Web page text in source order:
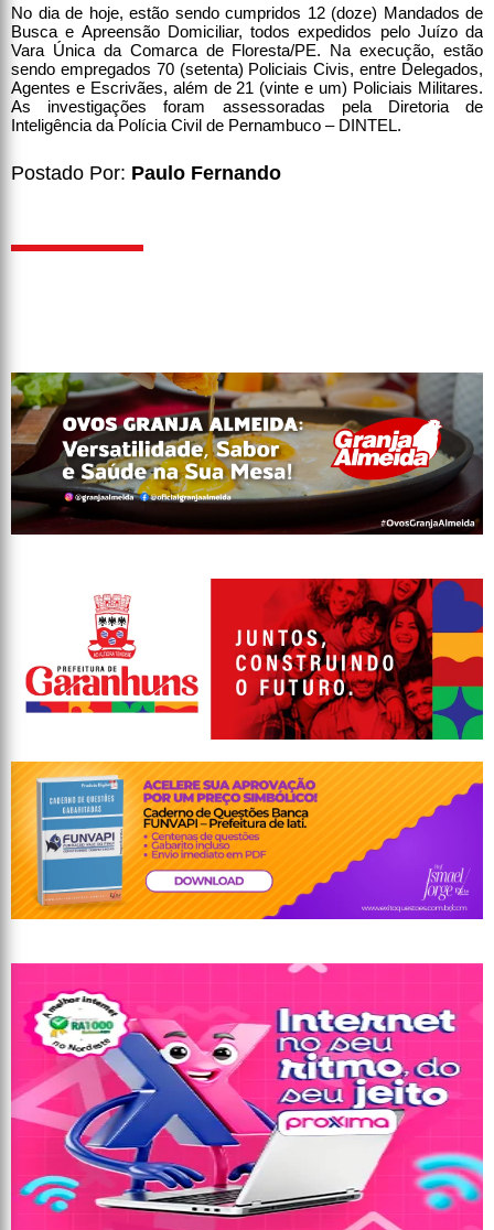
No dia de hoje, estão sendo cumpridos 12 (doze) Mandados de
Busca e Apreensão Domiciliar, todos expedidos pelo Juízo da
Vara Única da Comarca de Floresta/PE. Na execução, estão
sendo empregados 70 (setenta) Policiais Civis, entre Delegados,
Agentes e Escrivães, além de 21 (vinte e um) Policiais Militares.
As investigações foram assessoradas pela Diretoria de
Inteligência da Polícia Civil de Pernambuco – DINTEL.
Postado Por: Paulo Fernando